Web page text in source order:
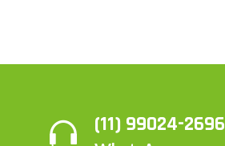
(11) 99024-2696